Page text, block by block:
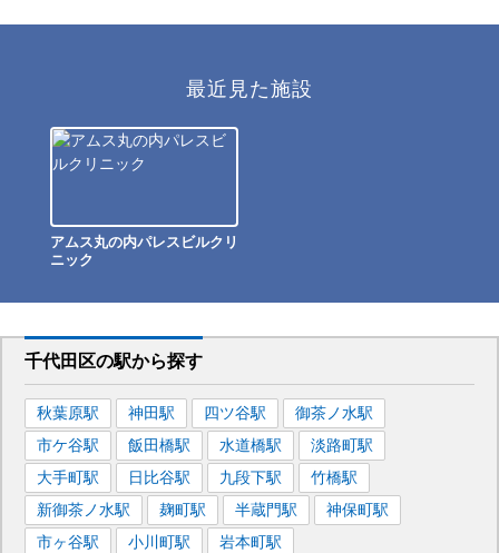
最近見た施設
アムス丸の内パレスビルクリ
ニック
千代田区の駅から探す
秋葉原駅 神田駅 四ツ谷駅 御茶ノ水駅
市ケ谷駅 飯田橋駅 水道橋駅 淡路町駅
大手町駅 日比谷駅 九段下駅 竹橋駅
新御茶ノ水駅 麹町駅 半蔵門駅 神保町駅
市ヶ谷駅 小川町駅 岩本町駅